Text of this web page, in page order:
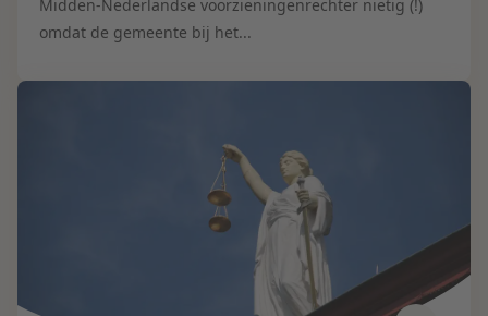
Midden-Nederlandse voorzieningenrechter nietig (!)
omdat de gemeente bij het...